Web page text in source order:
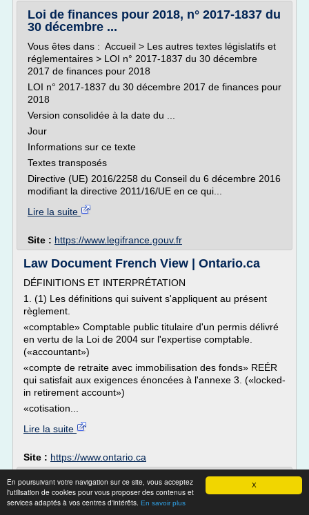
X
En poursuivant votre navigation sur ce site, vous acceptez
l'utilisation de cookies pour vous proposer des contenus et
services adaptés à vos centres d'intérêts. En savoir plus
Loi de finances pour 2018, n° 2017-1837 du
30 décembre ...
Vous êtes dans : Accueil > Les autres textes législatifs et
réglementaires > LOI n° 2017-1837 du 30 décembre
2017 de finances pour 2018
LOI n° 2017-1837 du 30 décembre 2017 de finances pour
2018
Version consolidée à la date du ...
Jour
Informations sur ce texte
Textes transposés
Directive (UE) 2016/2258 du Conseil du 6 décembre 2016
modifiant la directive 2011/16/UE en ce qui...
Lire la suite
Site : https://www.legifrance.gouv.fr
Law Document French View | Ontario.ca
DÉFINITIONS ET INTERPRÉTATION
1. (1) Les définitions qui suivent s'appliquent au présent
règlement.
«comptable» Comptable public titulaire d'un permis délivré
en vertu de la Loi de 2004 sur l'expertise comptable.
(«accountant»)
«compte de retraite avec immobilisation des fonds» REÉR
qui satisfait aux exigences énoncées à l'annexe 3. («locked-
in retirement account»)
«cotisation...
Lire la suite
Site : https://www.ontario.ca
Front commun des métropoles et petites
villes pour ...